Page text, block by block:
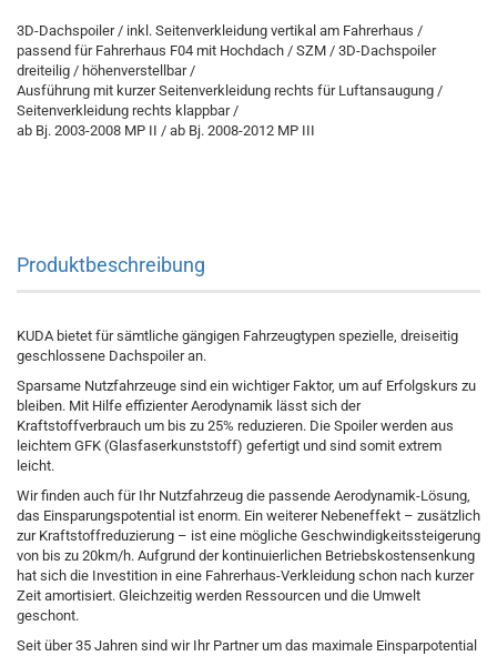
3D-Dachspoiler / inkl. Seitenverkleidung vertikal am Fahrerhaus /
passend für Fahrerhaus F04 mit Hochdach / SZM / 3D-Dachspoiler
dreiteilig / höhenverstellbar /
Ausführung mit kurzer Seitenverkleidung rechts für Luftansaugung /
Seitenverkleidung rechts klappbar /
ab Bj. 2003-2008 MP II / ab Bj. 2008-2012 MP III
Produktbeschreibung
KUDA bietet für sämtliche gängigen Fahrzeugtypen spezielle, dreiseitig
geschlossene Dachspoiler an.
Sparsame Nutzfahrzeuge sind ein wichtiger Faktor, um auf Erfolgskurs zu
bleiben. Mit Hilfe effizienter Aerodynamik lässt sich der
Kraftstoffverbrauch um bis zu 25% reduzieren. Die Spoiler werden aus
leichtem GFK (Glasfaserkunststoff) gefertigt und sind somit extrem
leicht.
Wir finden auch für Ihr Nutzfahrzeug die passende Aerodynamik-Lösung,
das Einsparungspotential ist enorm. Ein weiterer Nebeneffekt – zusätzlich
zur Kraftstoffreduzierung – ist eine mögliche Geschwindigkeitssteigerung
von bis zu 20km/h. Aufgrund der kontinuierlichen Betriebskostensenkung
hat sich die Investition in eine Fahrerhaus-Verkleidung schon nach kurzer
Zeit amortisiert. Gleichzeitig werden Ressourcen und die Umwelt
geschont.
Seit über 35 Jahren sind wir Ihr Partner um das maximale Einsparpotential